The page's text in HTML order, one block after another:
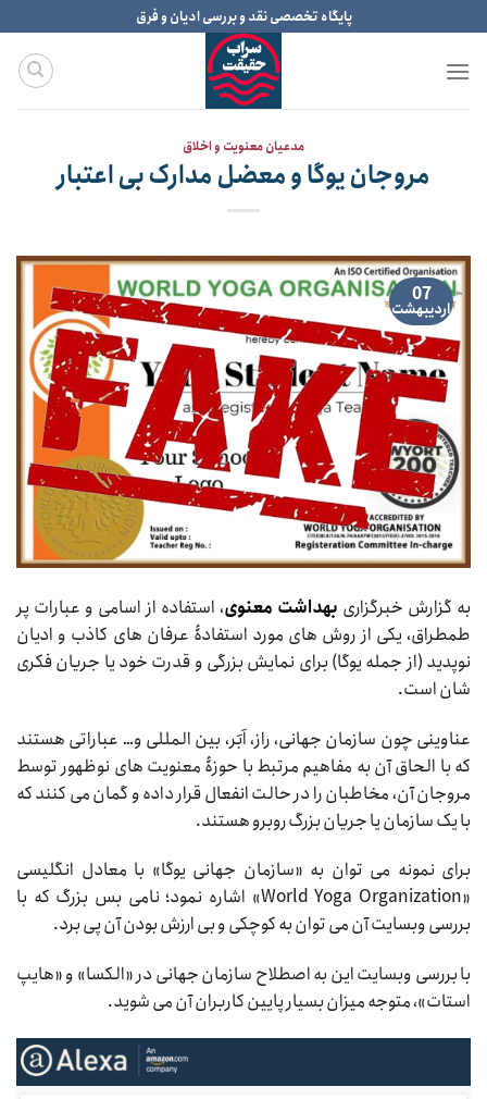
to
content
پایگاه تخصصی نقد و بررسی ادیان و فرق
مدعیان معنویت و اخلاق
مروجان یوگا و معضل مدارک بی اعتبار
07
اردیبهشت
به گزارش خبرگزاری بهداشت معنوی، استفاده از اسامی و عبارات پر
طمطراق، یکی از روش های مورد استفادۀ عرفان های کاذب و ادیان
نوپدید (از جمله یوگا) برای نمایش بزرگی و قدرت خود یا جریان فکری
شان است.
عناوینی چون سازمان جهانی، راز، اَبَر، بین المللی و… عباراتی هستند
که با الحاق آن به مفاهیم مرتبط با حوزۀ معنویت های نوظهور توسط
مروجان آن، مخاطبان را در حالت انفعال قرار داده و گمان می کنند که
با یک سازمان یا جریان بزرگ روبرو هستند.
برای نمونه می توان به «سازمان جهانی یوگا» با معادل انگلیسی
«World Yoga Organization» اشاره نمود؛ نامی بس بزرگ که با
بررسی وبسایت آن می توان به کوچکی و بی ارزش بودن آن پی برد.
با بررسی وبسایت این به اصطلاح سازمان جهانی در «الکسا» و «هایپ
استات»، متوجه میزان بسیار پایین کاربران آن می شوید.